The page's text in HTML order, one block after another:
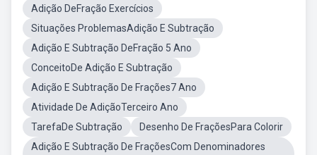
Adição DeFração Exercícios
Situações ProblemasAdição E Subtração
Adição E Subtração DeFração 5 Ano
ConceitoDe Adição E Subtração
Adição E Subtração De Frações7 Ano
Atividade De AdiçãoTerceiro Ano
TarefaDe Subtração
Desenho De FraçõesPara Colorir
Adição E Subtração De FraçõesCom Denominadores